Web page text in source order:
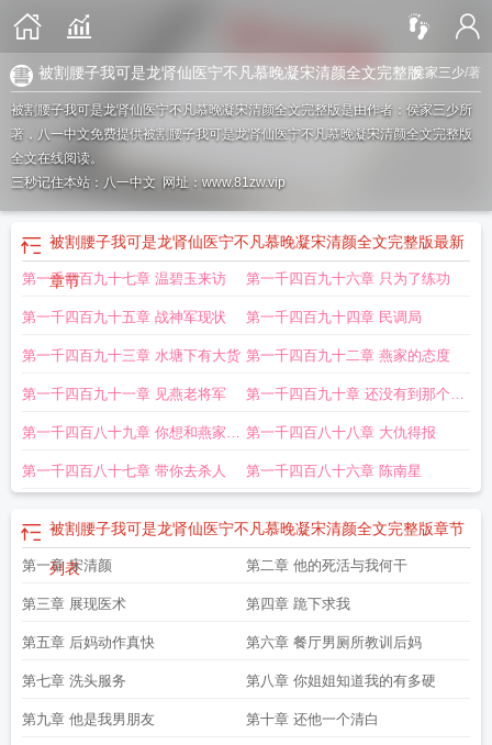
侯家三少/著
被割腰子我可是龙肾仙医宁不凡慕晚凝宋清颜全文完整版
被割腰子我可是龙肾仙医宁不凡慕晚凝宋清颜全文完整版是由作者：侯家三少所
著，八一中文免费提供被割腰子我可是龙肾仙医宁不凡慕晚凝宋清颜全文完整版
全文在线阅读。
三秒记住本站：八一中文 网址：www.81zw.vip
被割腰子我可是龙肾仙医宁不凡慕晚凝宋清颜全文完整版最新
章节
第一千四百九十七章 温碧玉来访 第一千四百九十六章 只为了练功
第一千四百九十五章 战神军现状 第一千四百九十四章 民调局
第一千四百九十三章 水塘下有大货 第一千四百九十二章 燕家的态度
第一千四百九十一章 见燕老将军 第一千四百九十章 还没有到那个层
级
第一千四百八十九章 你想和燕家合
作
第一千四百八十八章 大仇得报
第一千四百八十七章 带你去杀人 第一千四百八十六章 陈南星
被割腰子我可是龙肾仙医宁不凡慕晚凝宋清颜全文完整版章节
列表
第一章 宋清颜 第二章 他的死活与我何干
第三章 展现医术 第四章 跪下求我
第五章 后妈动作真快 第六章 餐厅男厕所教训后妈
第七章 洗头服务 第八章 你姐姐知道我的有多硬
第九章 他是我男朋友 第十章 还他一个清白